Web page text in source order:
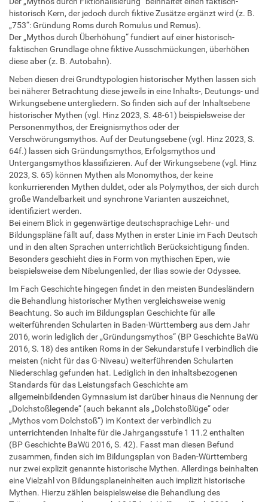
historisch Kern, der jedoch durch fiktive Zusätze ergänzt wird (z. B.
„753“: Gründung Roms durch Romulus und Remus).
Der „Mythos durch Überhöhung“ fundiert auf einer historisch-
faktischen Grundlage ohne fiktive Ausschmückungen, überhöhen
diese aber (z. B. Autobahn).
Neben diesen drei Grundtypologien historischer Mythen lassen sich
bei näherer Betrachtung diese jeweils in eine Inhalts-, Deutungs- und
Wirkungsebene untergliedern. So finden sich auf der Inhaltsebene
historischer Mythen (vgl. Hinz 2023, S. 48-61) beispielsweise der
Personenmythos, der Ereignismythos oder der
Verschwörungsmythos. Auf der Deutungsebene (vgl. Hinz 2023, S.
64f.) lassen sich Gründungsmythos, Erfolgsmythos und
Untergangsmythos klassifizieren. Auf der Wirkungsebene (vgl. Hinz
2023, S. 65) können Mythen als Monomythos, der keine
konkurrierenden Mythen duldet, oder als Polymythos, der sich durch
große Wandelbarkeit und synchrone Varianten auszeichnet,
identifiziert werden.
Bei einem Blick in gegenwärtige deutschsprachige Lehr- und
Bildungspläne fällt auf, dass Mythen in erster Linie im Fach Deutsch
und in den alten Sprachen unterrichtlich Berücksichtigung finden.
Besonders geschieht dies in Form von mythischen Epen, wie
beispielsweise dem Nibelungenlied, der Ilias sowie der Odyssee.
Im Fach Geschichte hingegen findet in den meisten Bundesländern
die Behandlung historischer Mythen vergleichsweise wenig
Beachtung. So auch im Bildungsplan Geschichte für alle
weiterführenden Schularten in Baden-Württemberg aus dem Jahr
2016, worin lediglich der „Gründungsmythos“ (BP Geschichte BaWü
2016, S. 18) des antiken Roms in der Sekundarstufe I verbindlich die
meisten (nicht für das G-Niveau) weiterführenden Schularten
Niederschlag gefunden hat. Lediglich in den inhaltsbezogenen
Standards für das Leistungsfach Geschichte am
allgemeinbildenden Gymnasium ist darüber hinaus die Nennung der
„Dolchstoßlegende“ (auch bekannt als „Dolchstoßlüge“ oder
„Mythos vom Dolchstoß“) im Kontext der verbindlich zu
unterrichtenden Inhalte für die Jahrgangsstufe 1 11.2 enthalten
(BP Geschichte BaWü 2016, S. 42). Fasst man diesen Befund
zusammen, finden sich im Bildungsplan von Baden-Württemberg
nur zwei explizit genannte historische Mythen. Allerdings beinhalten
eine Vielzahl von Bildungsplaneinheiten auch implizit historische
Mythen. Hierzu zählen beispielsweise die Behandlung des